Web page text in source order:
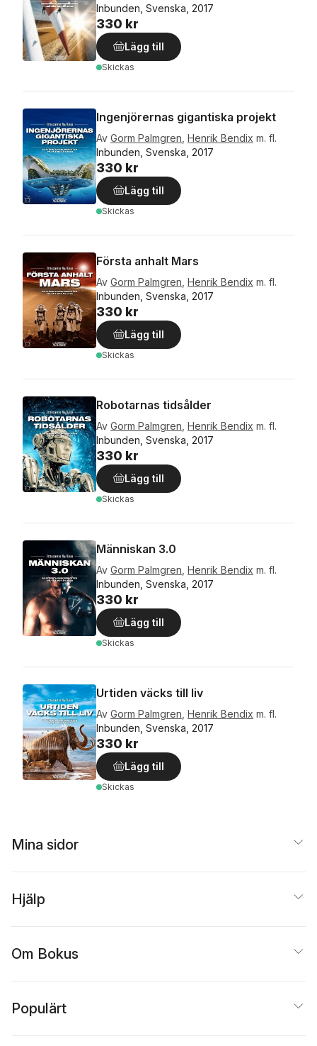
Inbunden, Svenska, 2017
330 kr
Lägg till
Skickas
Ingenjörernas gigantiska projekt
Av Gorm Palmgren Henrik Bendix m. fl.
Inbunden, Svenska, 2017
330 kr
Lägg till
Skickas
Första anhalt Mars
Av Gorm Palmgren Henrik Bendix m. fl.
Inbunden, Svenska, 2017
330 kr
Lägg till
Skickas
Robotarnas tidsålder
Av Gorm Palmgren Henrik Bendix m. fl.
Inbunden, Svenska, 2017
330 kr
Lägg till
Skickas
Människan 3.0
Av Gorm Palmgren Henrik Bendix m. fl.
Inbunden, Svenska, 2017
330 kr
Lägg till
Skickas
Urtiden väcks till liv
Av Gorm Palmgren Henrik Bendix m. fl.
Inbunden, Svenska, 2017
330 kr
Lägg till
Skickas
Mina sidor
Hjälp
Om Bokus
Populärt